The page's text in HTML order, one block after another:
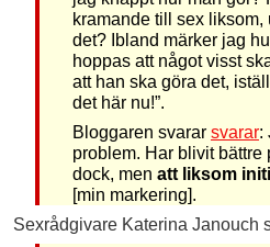
kramande till sex
det? Ibland märker jag
hoppas att något visst
att han ska göra det,
det här nu!”.
Bloggaren svarar svarar:
problem. Har blivit bättre
dock, men att liksom
[min markering].
Sexrådgivare Katerina Janouch